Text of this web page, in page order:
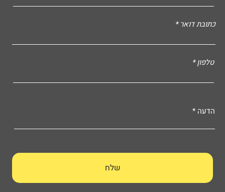
כתובת דואר
טלפון
שלח
הדעה